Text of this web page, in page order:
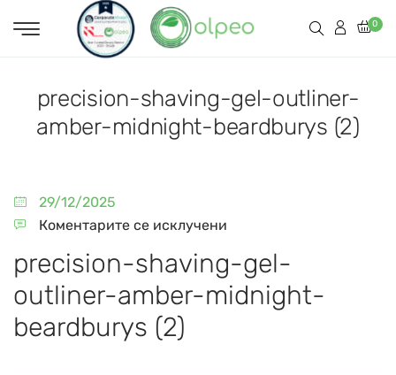
0
precision-shaving-gel-outliner-
amber-midnight-beardburys (2)
29/12/2025
Коментарите се исклучени
precision-shaving-gel-
outliner-amber-midnight-
beardburys (2)